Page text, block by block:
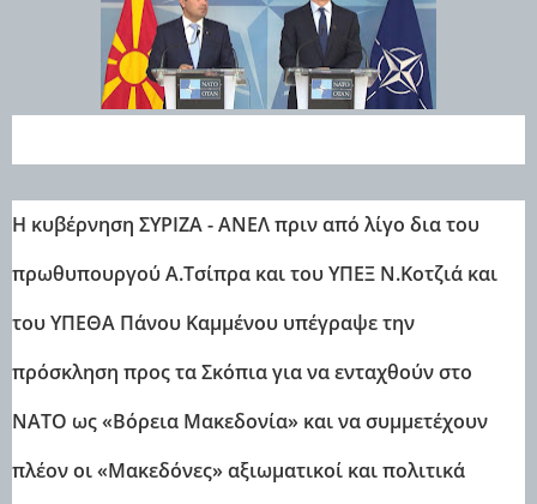
Η κυβέρνηση ΣΥΡΙΖΑ - ΑΝΕΛ πριν από λίγο δια του
πρωθυπουργού Α.Τσίπρα και του ΥΠΕΞ Ν.Κοτζιά και
του ΥΠΕΘΑ Πάνου Καμμένου υπέγραψε την
πρόσκληση προς τα Σκόπια για να ενταχθούν στο
ΝΑΤΟ ως «Βόρεια Μακεδονία» και να συμμετέχουν
πλέον οι «Μακεδόνες» αξιωματικοί και πολιτικά